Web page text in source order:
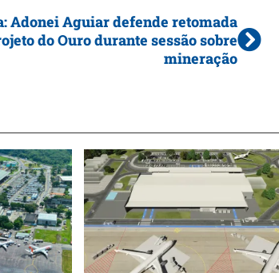
Adonei Aguiar defende retomada
do Ouro durante sessão sobre
mineração